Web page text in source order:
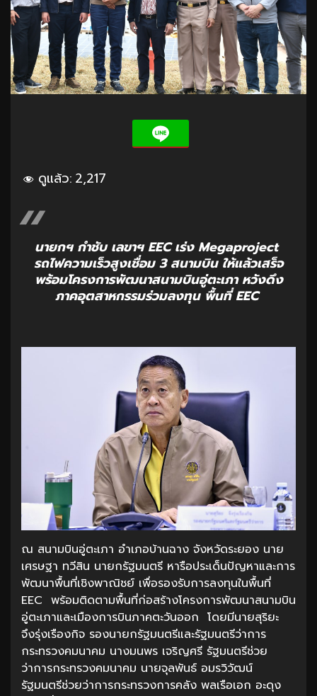
ดูแล้ว: 2,217
นายกฯ กำชับ เลขาฯ EEC เร่ง Megaproject
รถไฟความเร็วสูงเชื่อม 3 สนามบิน ให้แล้วเสร็จ
พร้อมโครงการพัฒนาสนามบินอู่ตะเภา หวังดึง
ภาคอุตสาหกรรมร่วมลงทุน พื้นที่ EEC
ณ สนามบินอู่ตะเภา อำเภอบ้านฉาง จังหวัดระยอง นาย
เศรษฐา ทวีสิน นายกรัฐมนตรี หารือประเด็นปัญหาและการ
พัฒนาพื้นที่เชิงพาณิชย์ เพื่อรองรับการลงทุนในพื้นที่
EEC พร้อมติดตามพื้นที่ก่อสร้างโครงการพัฒนาสนามบิน
อู่ตะเภาและเมืองการบินภาคตะวันออก โดยมีนายสุริยะ
จึงรุ่งเรืองกิจ รองนายกรัฐมนตรีและรัฐมนตรีว่าการ
กระทรวงคมนาคม นางมนพร เจริญศรี รัฐมนตรีช่วย
ว่าการกระทรวงคมนาคม นายจุลพันธ์ อมรวิวัฒน์
รัฐมนตรีช่วยว่าการกระทรวงการคลัง พลเรือเอก อะดุง